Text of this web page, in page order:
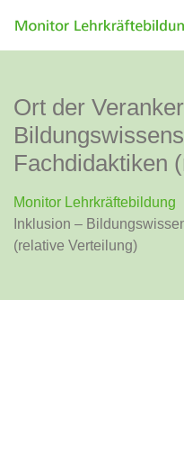
Ort der
Fachdidaktiken
Monitor Lehrkräftebildung
Inklusion –
(relative Verteilung)